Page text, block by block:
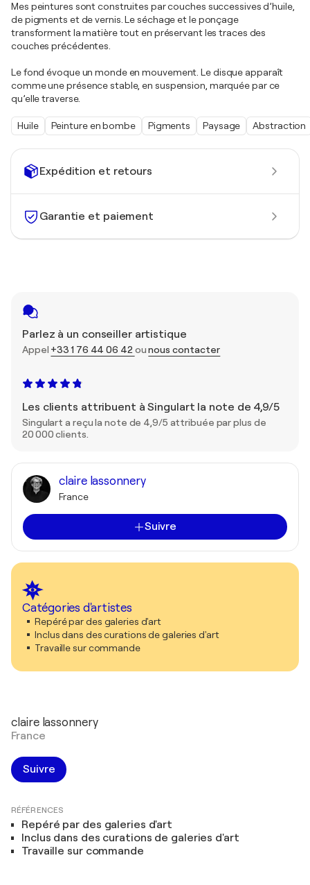
Expédition et retours
Garantie et paiement
Parlez à un conseiller artistique
Appel +33 1 76 44 06 42ounous contacter
Les clients attribuent à Singulart la note de 4,9/5
Singulart a reçu la note de 4,9/5 attribuée par plus de
20 000 clients.
claire lassonnery
France
Suivre
Catégories d'artistes
Repéré par des galeries d'art
Inclus dans des curations de galeries d'art
Travaille sur commande
Mes peintures sont construites par couches successives d’huile,
de pigments et de vernis. Le séchage et le ponçage
transforment la matière tout en préservant les traces des
couches précédentes.
Le fond évoque un monde en mouvement. Le disque apparaît
comme une présence stable, en suspension, marquée par ce
qu’elle traverse.
Huile Peinture en bombe Pigments Paysage Abstraction
claire lassonnery
France
Suivre
RÉFÉRENCES
Repéré par des galeries d'art
Inclus dans des curations de galeries d'art
Travaille sur commande